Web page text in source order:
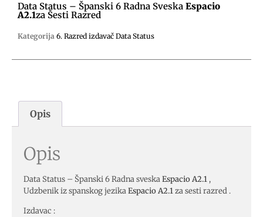
Data Status – Španski 6 Radna Sveska Espacio
A2.1Za Šesti Razred
Kategorija 6. Razred izdavač Data Status
Opis
Opis
Data Status – Španski 6 Radna sveskaEspacio A2.1 ,
Udzbenik iz spanskog jezikaEspacio A2.1za sesti razred .
Izdavac :